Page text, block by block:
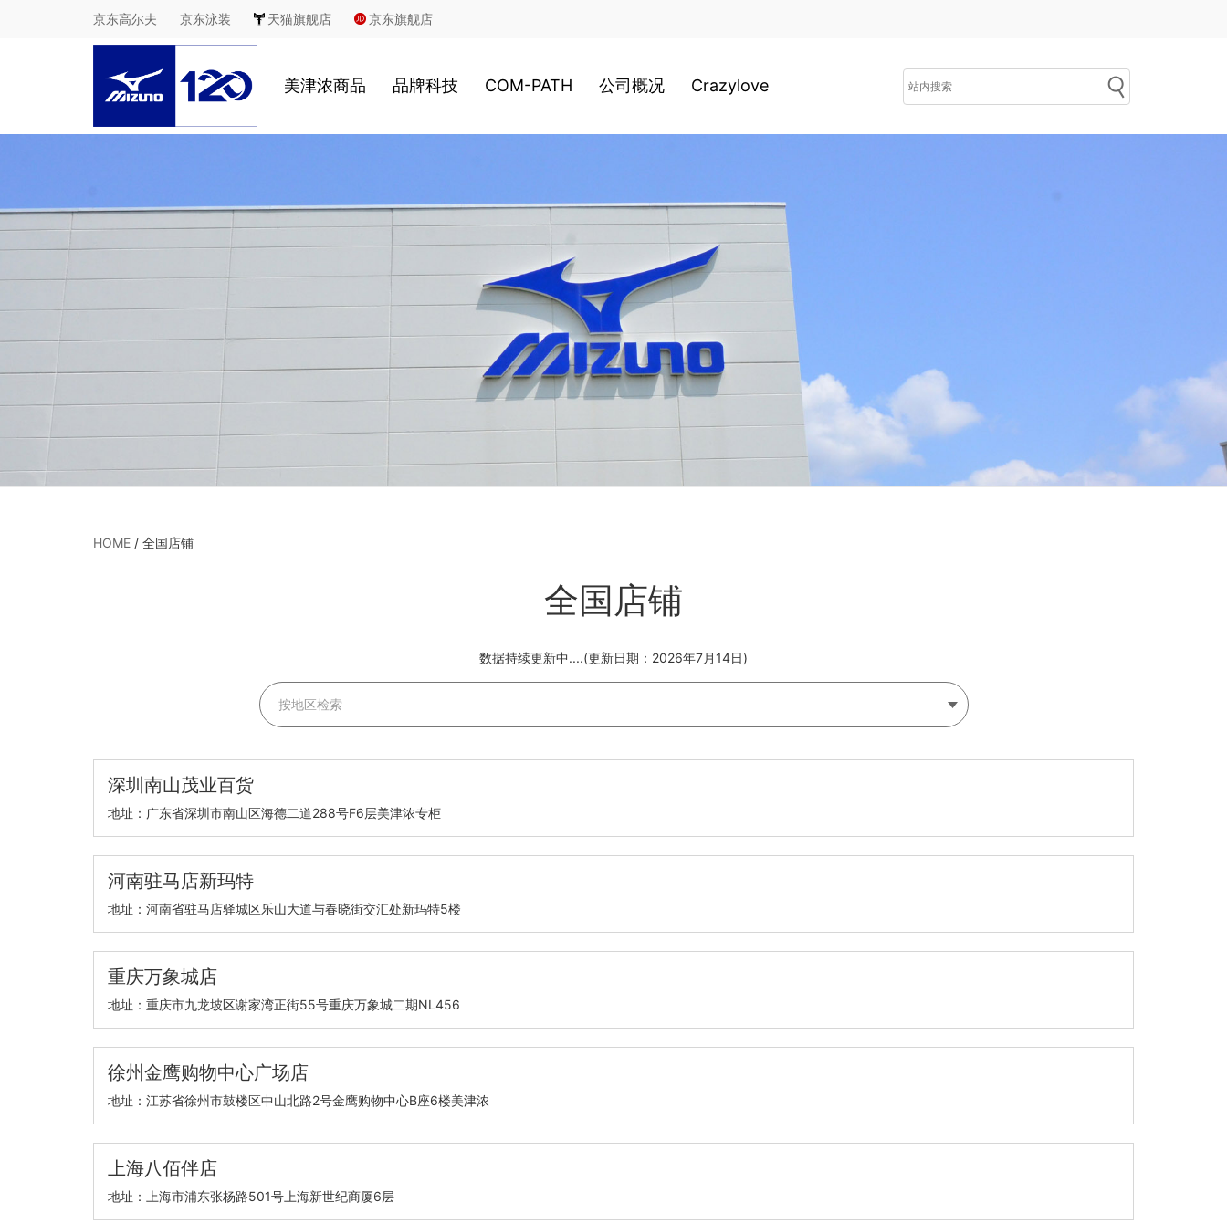
京东高尔夫 京东泳装 天猫旗舰店 京东旗舰店
美津浓商品
休闲 网球
品牌科技
2020新科技
COM-PATH 公司概况
经营理念
日本总社
美津浓全球
Crazylove
HOME / 全国店铺
全国店铺
数据持续更新中....(更新日期：2026年7月14日)
深圳南山茂业百货
地址：广东省深圳市南山区海德二道288号F6层美津浓专柜
河南驻马店新玛特
地址：河南省驻马店驿城区乐山大道与春晓街交汇处新玛特5楼
重庆万象城店
地址：重庆市九龙坡区谢家湾正街55号重庆万象城二期NL456
徐州金鹰购物中心广场店
地址：江苏省徐州市鼓楼区中山北路2号金鹰购物中心B座6楼美津浓
上海八佰伴店
地址：上海市浦东张杨路501号上海新世纪商厦6层